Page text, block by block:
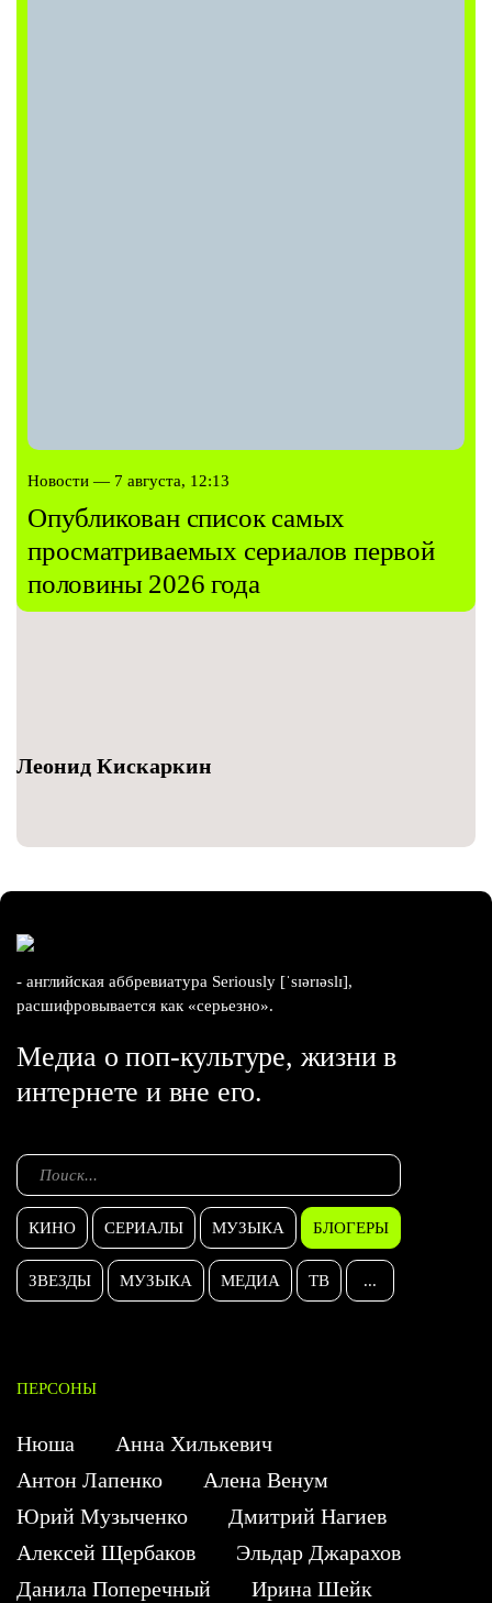
Новости — 7 августа, 12:13
Опубликован список самых
просматриваемых сериалов первой
половины 2026 года
Леонид Кискаркин
- английская аббревиатура Seriously [ˈsɪərɪəslɪ],
расшифровывается как «серьезно».
Медиа о поп-культуре, жизни в
интернете и вне его.
КИНО СЕРИАЛЫ МУЗЫКА БЛОГЕРЫ
ЗВЕЗДЫ МУЗЫКА МЕДИА ТВ ...
ПЕРСОНЫ
Нюша
Анна Хилькевич
Антон Лапенко
Алена Венум
Юрий Музыченко
Дмитрий Нагиев
Алексей Щербаков
Эльдар Джарахов
Данила Поперечный
Ирина Шейк